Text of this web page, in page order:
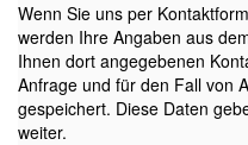
Wenn Sie uns per
werden Ihre Angaben aus
Ihnen dort angegebenen
Anfrage und für den Fall von
gespeichert. Diese Daten
weiter.